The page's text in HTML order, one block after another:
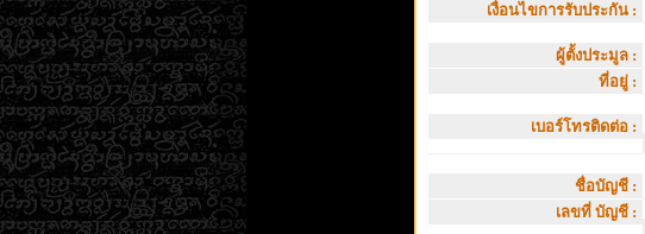
เงื่อนไขการรับประกัน :
ผู้ตั้งประมูล :
ที่อยู่ :
เบอร์โทรติดต่อ :
ชื่อบัญชี :
เลขที่ บัญชี :